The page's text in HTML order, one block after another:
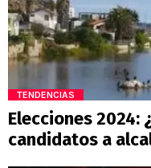
TENDENCIAS
Elecciones 2024:
candidatos a